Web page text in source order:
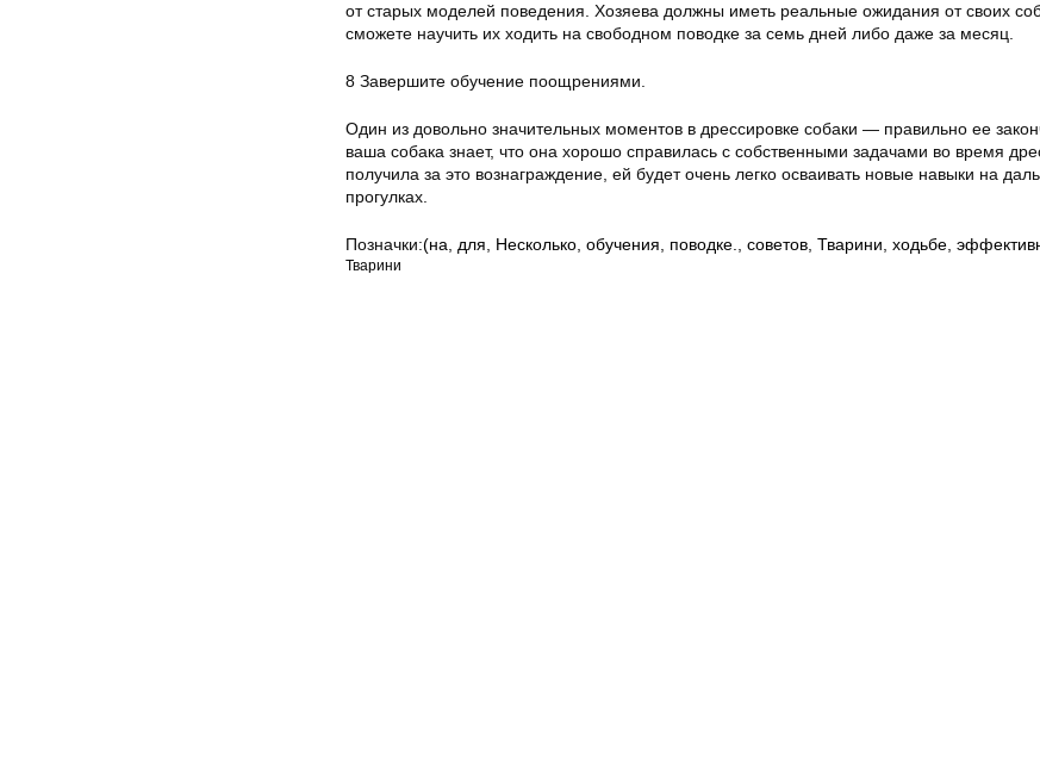
от старых моделей поведения. Хозяева должны иметь реальные ожидания от своих
сможете научить их ходить на свободном поводке за семь дней либо даже за месяц.
8 Завершите обучение поощрениями.
Один из довольно значительных моментов в дрессировке собаки — правильно ее
ваша собака знает, что она хорошо справилась с собственными задачами во время
получила за это вознаграждение, ей будет очень легко осваивать новые навыки на
прогулках.
Позначки:(на для Несколько обучения поводке. советов Тварини ходьбе
Тварини